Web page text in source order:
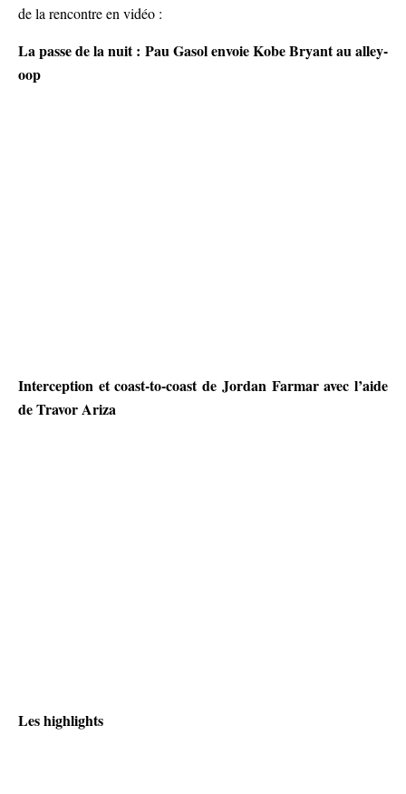
de la rencontre en vidéo :
La passe de la nuit : Pau Gasol envoie Kobe Bryant au alley-
oop
Interception et coast-to-coast de Jordan Farmar avec l’aide
de Travor Ariza
Les highlights